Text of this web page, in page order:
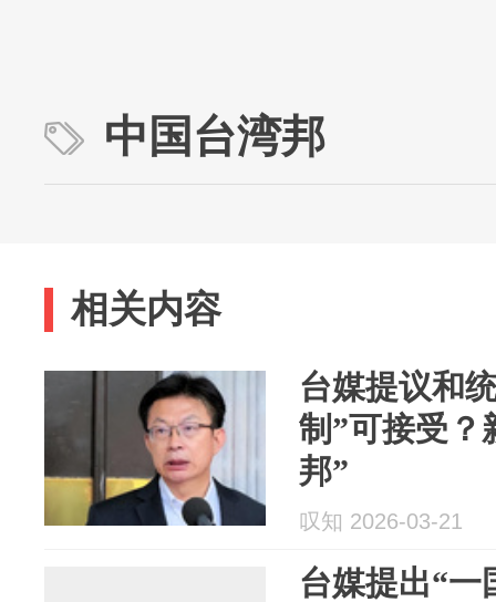
中国台湾邦
相关内容
台媒提议和
制”可接受？
邦”
叹知 2026-03-21
台媒提出“一